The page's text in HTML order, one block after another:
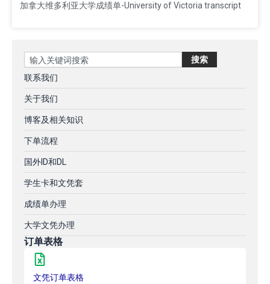
加拿大维多利亚大学成绩单-University of Victoria transcript
Search 搜索
联系我们
关于我们
博客及相关知识
下单流程
国外ID和DL
学生卡和文凭套
成绩单办理
大学文凭办理
订单表格
文凭订单表格